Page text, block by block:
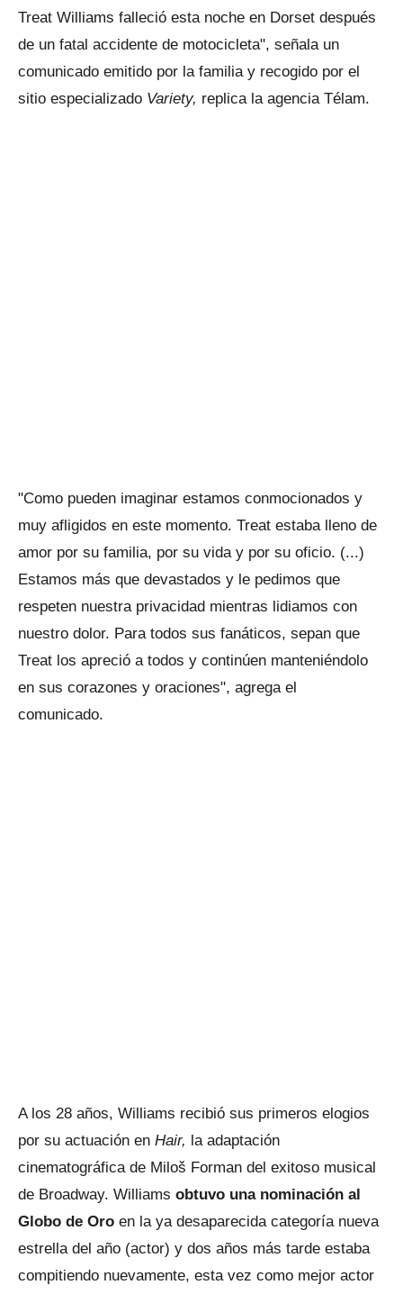
Treat Williams falleció esta noche en Dorset después
de un fatal accidente de motocicleta", señala un
comunicado emitido por la familia y recogido por el
sitio especializado Variety, replica la agencia Télam.
"Como pueden imaginar estamos conmocionados y
muy afligidos en este momento. Treat estaba lleno de
amor por su familia, por su vida y por su oficio. (...)
Estamos más que devastados y le pedimos que
respeten nuestra privacidad mientras lidiamos con
nuestro dolor. Para todos sus fanáticos, sepan que
Treat los apreció a todos y continúen manteniéndolo
en sus corazones y oraciones", agrega el
comunicado.
A los 28 años, Williams recibió sus primeros elogios
por su actuación en Hair, la adaptación
cinematográfica de Miloš Forman del exitoso musical
de Broadway. Williams obtuvo una nominación al
Globo de Oro en la ya desaparecida categoría nueva
estrella del año (actor) y dos años más tarde estaba
compitiendo nuevamente, esta vez como mejor actor